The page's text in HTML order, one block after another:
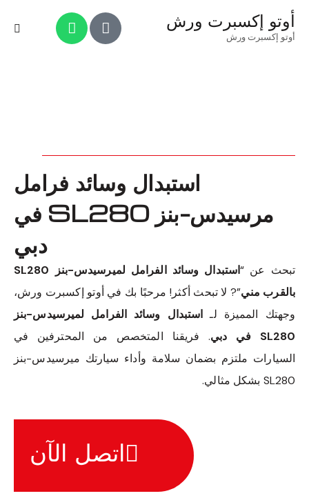
أوتو إكسبرت ورش
أوتو إكسبرت ورش
استبدال وسائد فرامل
مرسيدس-بنز SL280 في
دبي
تبحث عن “
استبدال وسائد الفرامل لميرسيدس-بنز SL280
بالقرب مني”? لا تبحث أكثر! مرحبًا بك في أوتو إكسبرت ورش،
وجهتك المميزة لـ استبدال وسائد الفرامل لميرسيدس-بنز
SL280 في دبي
. فريقنا المتخصص من المحترفين في
السيارات ملتزم بضمان سلامة وأداء سيارتك ميرسيدس-بنز
SL280 بشكل مثالي.
اتصل الآن